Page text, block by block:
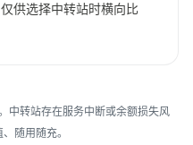
供选择中转站时横向比
中转站存在服务中断或余额损失风
随用随充。